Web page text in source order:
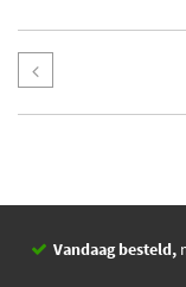
Vandaag besteld,